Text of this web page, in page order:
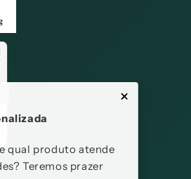
qual produto atende
Teremos prazer